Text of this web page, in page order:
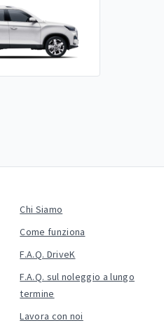
Chi Siamo
Come funziona
F.A.Q. DriveK
F.A.Q. sul noleggio a lungo
termine
Lavora con noi